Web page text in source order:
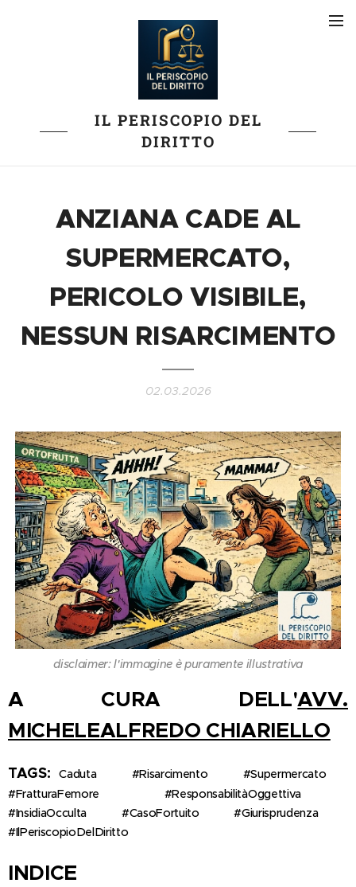
IL PERISCOPIO DEL
DIRITTO
ANZIANA CADE AL
SUPERMERCATO,
PERICOLO VISIBILE,
NESSUN RISARCIMENTO
02.03.2026
disclaimer: l'immagine è puramente illustrativa
A CURA DELL'AVV.
MICHELEALFREDO CHIARIELLO
TAGS:Caduta 💥 #Risarcimento 💰 #Supermercato 🛒
#FratturaFemore 🦴 #ResponsabilitàOggettiva ⚖️
#InsidiaOcculta ❓ #CasoFortuito 🚨 #Giurisprudenza 📖
#IlPeriscopioDelDiritto 🔭
INDICE